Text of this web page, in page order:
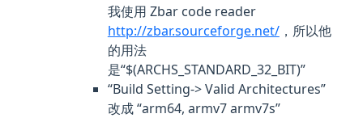
我使用 Zbar code reader
http://zbar.sourceforge.net/，所以他
的用法
是“$(ARCHS_STANDARD_32_BIT)”
“Build Setting-> Valid Architectures”
改成 “arm64, armv7 armv7s”